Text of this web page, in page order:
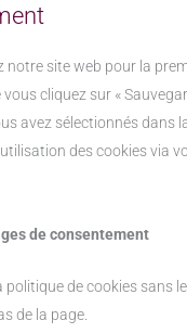
notre site web pour la
vous cliquez sur «
avez sélectionnés
des cookies via
de consentement
politique de cookies sans
de la page.